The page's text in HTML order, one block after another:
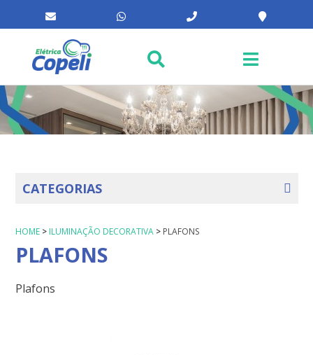
CATEGORIAS
HOME> ILUMINAÇÃO DECORATIVA> PLAFONS
PLAFONS
Plafons